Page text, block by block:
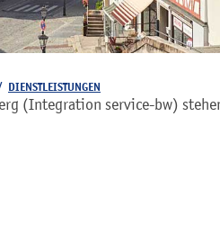
DIENSTLEISTUNGEN
(Integration service-bw)